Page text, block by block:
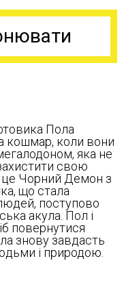
Пола
кошмар, коли вони
яка не
свою
це Чорний Демон з
що стала
поступово
акула. Пол і
повернутися
знову завдасть
і природою.